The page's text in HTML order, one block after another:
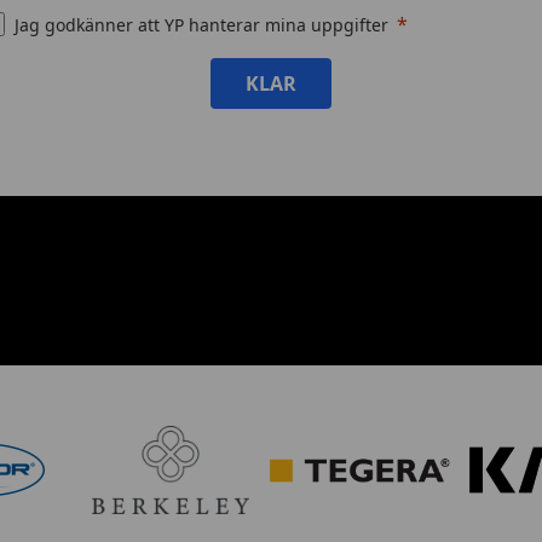
Jag godkänner att YP hanterar mina uppgifter
KLAR